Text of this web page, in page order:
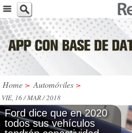
Home > Automóviles >
VIE, 16 / MAR / 2018
Ford dice que en 2020
todos sus vehículos